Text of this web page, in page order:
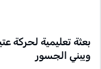
بعثة تعليمية لحركة
ويبني الجسور